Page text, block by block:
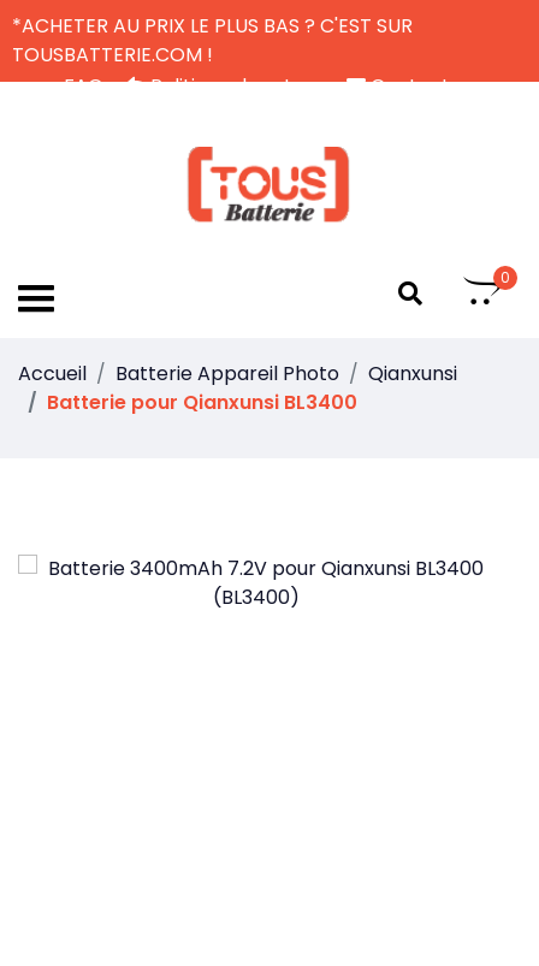
*ACHETER AU PRIX LE PLUS BAS ? C'EST SUR
TOUSBATTERIE.COM !
FAQ
Politique de retour
Contactez-nous
0
Accueil Batterie Appareil Photo
Qianxunsi
Batterie pour Qianxunsi BL3400